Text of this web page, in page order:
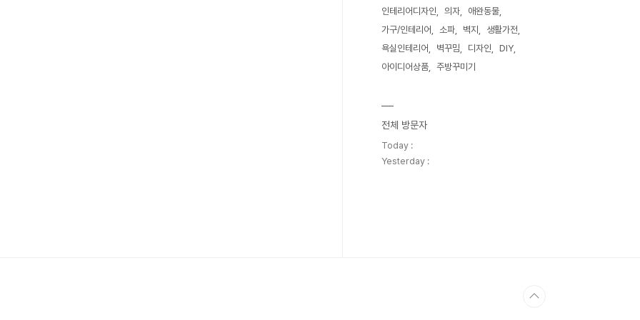
인테리어디자인
의자
애완동물
가구/인테리어
소파 벽지
생활가전
욕실인테리어
벽꾸밈 디자인
DIY
아이디어상품
주방꾸미기
전체 방문자
Today :
Yesterday :